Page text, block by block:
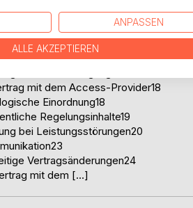
über die Rechtsgrundlagen12
Recht12
Recht14
Fragen bei der Einrichtung eines
mit dem Access-Provider18
Einordnung18
Regelungsinhalte19
bei Leistungsstörungen20
Vertragsänderungen24
mit dem […]
ANPASSEN
ALLE AKZEPTIEREN